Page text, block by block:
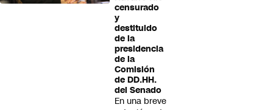
censurado
y
destituido
de la
presidencia
de la
Comisión
de DD.HH.
del Senado
En una breve